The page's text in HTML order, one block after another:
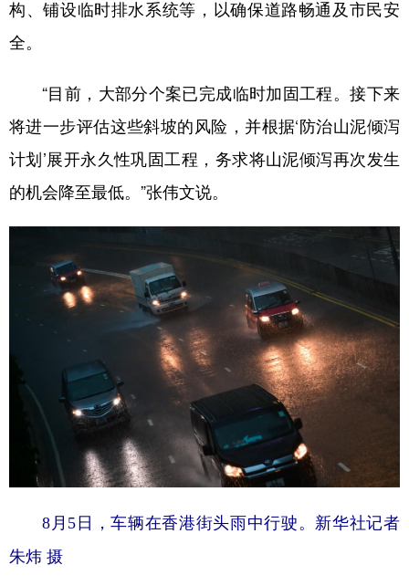
构、铺设临时排水系统等，以确保道路畅通及市民安
全。
“目前，大部分个案已完成临时加固工程。接下来
将进一步评估这些斜坡的风险，并根据‘防治山泥倾泻
计划’展开永久性巩固工程，务求将山泥倾泻再次发生
的机会降至最低。”张伟文说。
8月5日，车辆在香港街头雨中行驶。新华社记者
朱炜 摄